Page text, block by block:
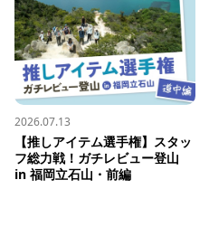
2026.07.13
【推しアイテム選手権】スタッ
フ総力戦！ガチレビュー登山
in 福岡立石山・前編